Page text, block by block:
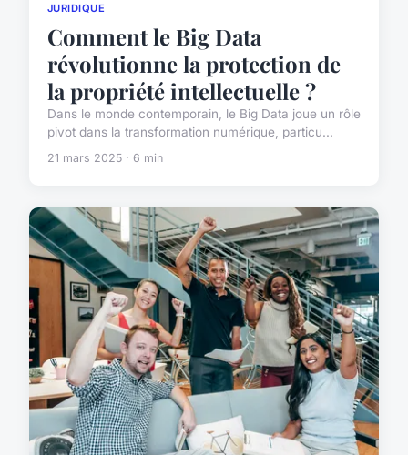
JURIDIQUE
Comment le Big Data
révolutionne la protection de
la propriété intellectuelle ?
Dans le monde contemporain, le Big Data joue un rôle
pivot dans la transformation numérique, particu...
21 mars 2025 · 6 min